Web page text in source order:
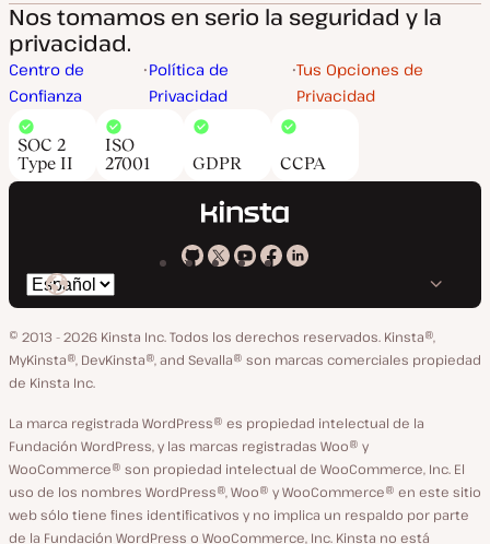
Nos tomamos en serio la seguridad y la
privacidad.
Centro de
Confianza
Política de
Privacidad
Tus Opciones de
Privacidad
SOC 2
Type II
ISO
27001
GDPR CCPA
Kinsta
GitHub
Kinsta
X
Kinsta
YouTube
Kinsta
Facebook
Kinsta
LinkedIn
Cambiar
idioma
© 2013 - 2026 Kinsta Inc. Todos los derechos reservados. Kinsta®,
MyKinsta®, DevKinsta®, and Sevalla® son marcas comerciales propiedad
de Kinsta Inc.
La marca registrada WordPress® es propiedad intelectual de la
Fundación WordPress, y las marcas registradas Woo® y
WooCommerce® son propiedad intelectual de WooCommerce, Inc. El
uso de los nombres WordPress®, Woo® y WooCommerce® en este sitio
web sólo tiene fines identificativos y no implica un respaldo por parte
de la Fundación WordPress o WooCommerce, Inc. Kinsta no está